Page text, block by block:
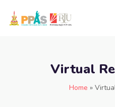
Virtual
Home »